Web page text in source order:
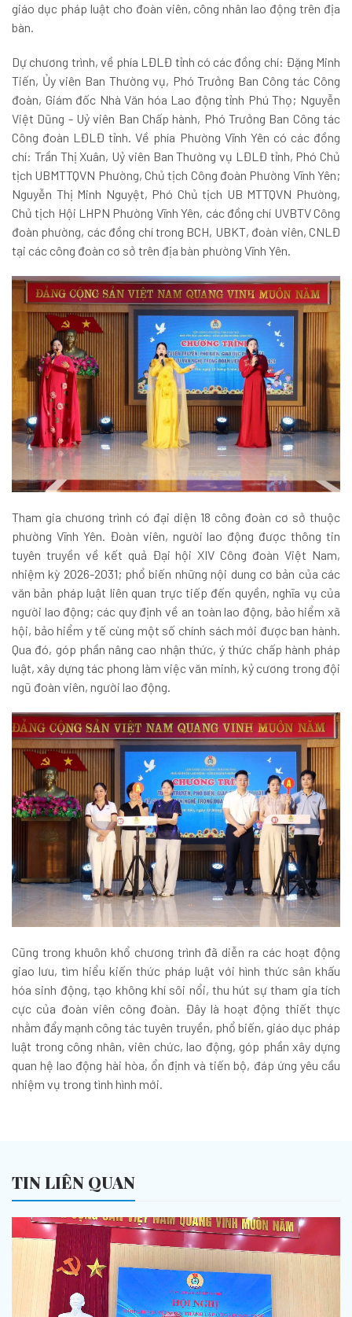
giáo dục pháp luật cho đoàn viên, công nhân lao động trên địa
bàn.
Dự chương trình, về phía LĐLĐ tỉnh có các đồng chí: Đặng Minh
Tiến, Ủy viên Ban Thường vụ, Phó Trưởng Ban Công tác Công
đoàn, Giám đốc Nhà Văn hóa Lao động tỉnh Phú Thọ; Nguyễn
Việt Dũng - Uỷ viên Ban Chấp hành, Phó Trưởng Ban Công tác
Công đoàn LĐLĐ tỉnh. Về phía Phường Vĩnh Yên có các đồng
chí: Trần Thị Xuân, Uỷ viên Ban Thường vụ LĐLĐ tỉnh, Phó Chủ
tịch UBMTTQVN Phường, Chủ tịch Công đoàn Phường Vĩnh Yên;
Nguyễn Thị Minh Nguyệt, Phó Chủ tịch UB MTTQVN Phường,
Chủ tịch Hội LHPN Phường Vĩnh Yên, các đồng chí UVBTV Công
đoàn phường, các đồng chí trong BCH, UBKT, đoàn viên, CNLĐ
tại các công đoàn cơ sở trên địa bàn phường Vĩnh Yên.
Tham gia chương trình có đại diện 18 công đoàn cơ sở thuộc
phường Vĩnh Yên. Đoàn viên, người lao động được thông tin
tuyên truyền về kết quả Đại hội XIV Công đoàn Việt Nam,
nhiệm kỳ 2026-2031; phổ biến những nội dung cơ bản của các
văn bản pháp luật liên quan trực tiếp đến quyền, nghĩa vụ của
người lao động; các quy định về an toàn lao động, bảo hiểm xã
hội, bảo hiểm y tế cùng một số chính sách mới được ban hành.
Qua đó, góp phần nâng cao nhận thức, ý thức chấp hành pháp
luật, xây dựng tác phong làm việc văn minh, kỷ cương trong đội
ngũ đoàn viên, người lao động.
Cũng trong khuôn khổ chương trình đã diễn ra các hoạt động
giao lưu, tìm hiểu kiến thức pháp luật với hình thức sân khấu
hóa sinh động, tạo không khí sôi nổi, thu hút sự tham gia tích
cực của đoàn viên công đoàn. Đây là hoạt động thiết thực
nhằm đẩy mạnh công tác tuyên truyền, phổ biến, giáo dục pháp
luật trong công nhân, viên chức, lao động, góp phần xây dựng
quan hệ lao động hài hòa, ổn định và tiến bộ, đáp ứng yêu cầu
nhiệm vụ trong tình hình mới.
TIN LIÊN QUAN